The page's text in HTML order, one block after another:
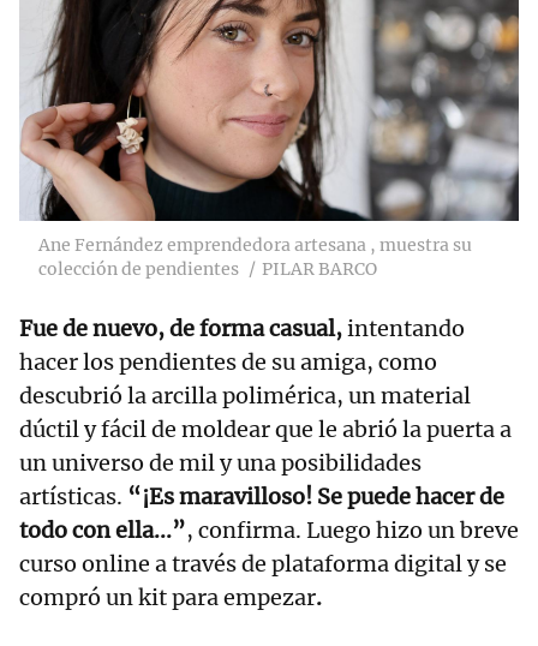
Ane Fernández emprendedora artesana , muestra su
colección de pendientes
PILAR BARCO
Fue de nuevo, de forma casual,intentando
hacer los pendientes de su amiga, como
descubrió la arcilla polimérica, un material
dúctil y fácil de moldear que le abrió la puerta a
un universo de mil y una posibilidades
artísticas. “¡Es maravilloso! Se puede hacer de
todo con ella...”, confirma. Luego hizo un breve
curso online a través de plataforma digital y se
compró un kit para empezar.